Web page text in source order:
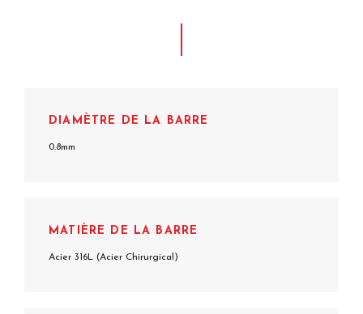
DIAMÈTRE DE LA BARRE
0.8mm
MATIÈRE DE LA BARRE
Acier 316L (Acier Chirurgical)